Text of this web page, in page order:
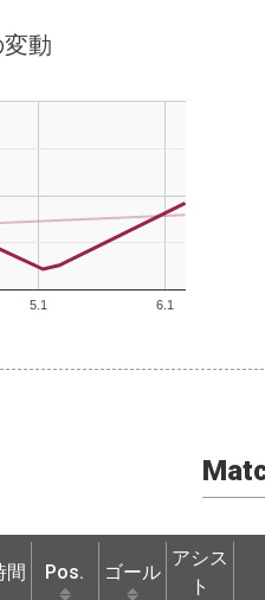
動
5.1 6.1
間 Pos. ゴール
アシス
ト